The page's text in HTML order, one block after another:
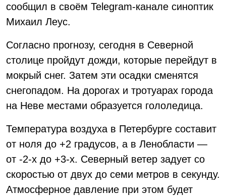
сообщил в своём Telegram-канале синоптик
Михаил Леус.
Согласно прогнозу, сегодня в Северной
столице пройдут дожди, которые перейдут в
мокрый снег. Затем эти осадки сменятся
снегопадом. На дорогах и тротуарах города
на Неве местами образуется гололедица.
Температура воздуха в Петербурге составит
от ноля до +2 градусов, а в Ленобласти —
от -2-х до +3-х. Северный ветер задует со
скоростью от двух до семи метров в секунду.
Атмосферное давление при этом будет